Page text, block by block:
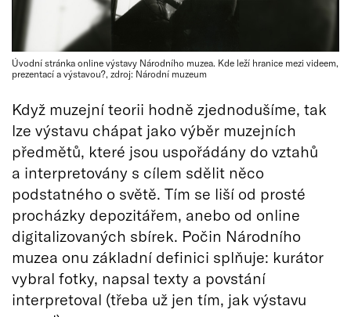
Úvodní stránka online výstavy Národního muzea. Kde leží hranice mezi videem,
prezentací a výstavou?, zdroj: Národní muzeum
Když muzejní teorii hodně zjednodušíme, tak
lze výstavu chápat jako výběr muzejních
předmětů, které jsou uspořádány do vztahů
a interpretovány s cílem sdělit něco
podstatného o světě. Tím se liší od prosté
procházky depozitářem, anebo od online
digitalizovaných sbírek. Počin Národního
muzea onu základní definici splňuje: kurátor
vybral fotky, napsal texty a povstání
interpretoval (třeba už jen tím, jak výstavu